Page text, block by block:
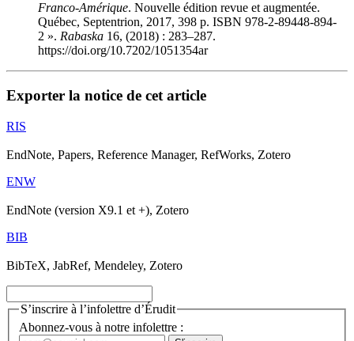
Franco-Amérique. Nouvelle édition revue et augmentée.
Québec, Septentrion, 2017, 398 p. ISBN 978-2-89448-894-
2 ». Rabaska 16, (2018) : 283–287.
https://doi.org/10.7202/1051354ar
Exporter la notice de cet article
RIS
EndNote, Papers, Reference Manager, RefWorks, Zotero
ENW
EndNote (version X9.1 et +), Zotero
BIB
BibTeX, JabRef, Mendeley, Zotero
S’inscrire à l’infolettre d’Érudit
Abonnez-vous à notre infolettre :